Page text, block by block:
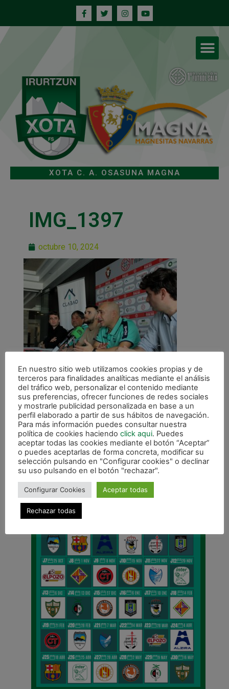
XOTA C. A. OSASUNA MAGNA
IMG_1397
octubre 10, 2024
ANTERIOR
Osasuna Magna da inicio a la liga recibiendo este viernes al Córdoba
CALENDARIO DE LIGA
En nuestro sitio web utilizamos cookies propias y de
terceros para finalidades analíticas mediante el análisis
del tráfico web, personalizar el contenido mediante
sus preferencias, ofrecer funciones de redes sociales
y mostrarle publicidad personalizada en base a un
perfil elaborado a partir de sus hábitos de navegación.
Para más información puedes consultar nuestra
política de cookies haciendo click aqui. Puedes
aceptar todas las cookies mediante el botón “Aceptar”
o puedes aceptarlas de forma concreta, modificar su
selección pulsando en "Configurar cookies" o declinar
su uso pulsando en el botón "rechazar".
Configurar Cookies Aceptar todas
Rechazar todas